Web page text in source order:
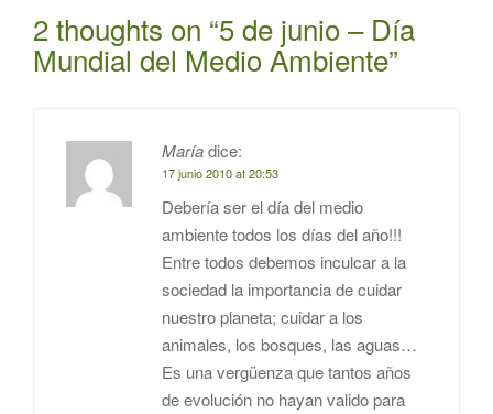
2 thoughts on “5 de junio – Día
Mundial del Medio Ambiente”
Maríadice:
17 junio 2010 at 20:53
Debería ser el día del medio
ambiente todos los días del año!!!
Entre todos debemos inculcar a la
sociedad la importancia de cuidar
nuestro planeta; cuidar a los
animales, los bosques, las aguas…
Es una vergüenza que tantos años
de evolución no hayan valido para